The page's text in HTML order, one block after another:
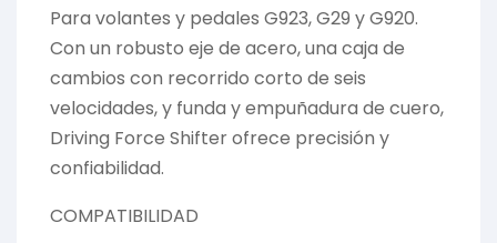
Para volantes y pedales G923, G29 y G920.
Con un robusto eje de acero, una caja de
cambios con recorrido corto de seis
velocidades, y funda y empuñadura de cuero,
Driving Force Shifter ofrece precisión y
confiabilidad.
COMPATIBILIDAD